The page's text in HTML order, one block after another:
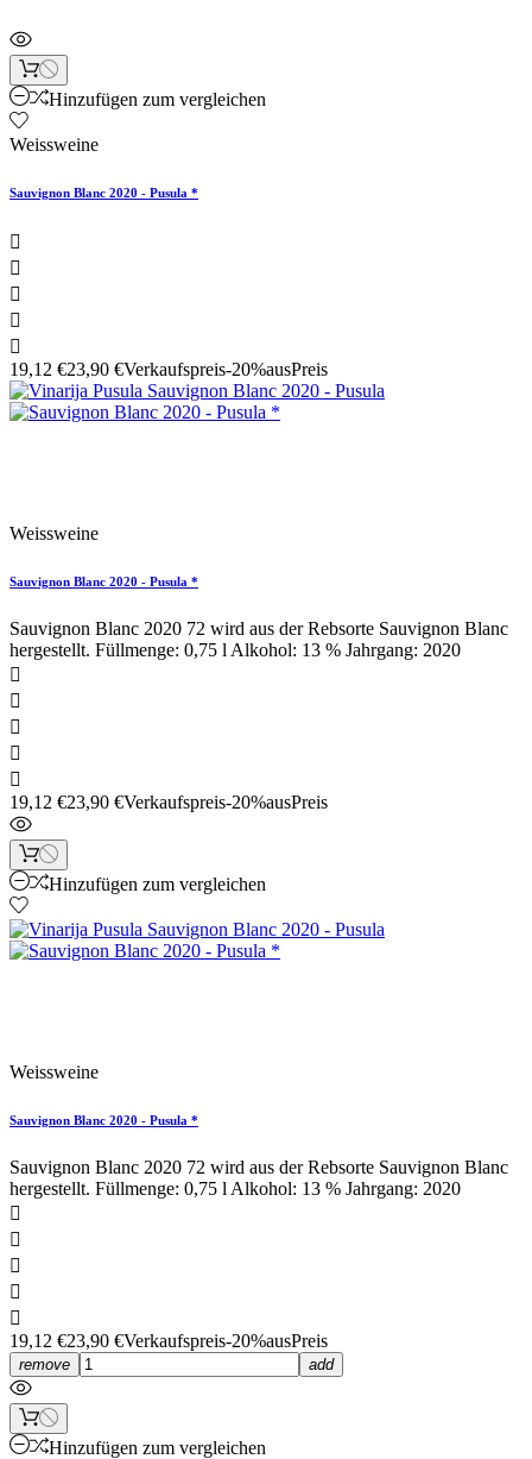
Hinzufügen zum vergleichen
Weissweine
Sauvignon Blanc 2020 - Pusula *





19,12 €23,90 €Verkaufspreis-20%ausPreis
Weissweine
Sauvignon Blanc 2020 - Pusula *
Sauvignon Blanc 2020 72 wird aus der Rebsorte Sauvignon Blanc
hergestellt. Füllmenge: 0,75 l Alkohol: 13 % Jahrgang: 2020





19,12 €23,90 €Verkaufspreis-20%ausPreis
Hinzufügen zum vergleichen
Weissweine
Sauvignon Blanc 2020 - Pusula *
Sauvignon Blanc 2020 72 wird aus der Rebsorte Sauvignon Blanc
hergestellt. Füllmenge: 0,75 l Alkohol: 13 % Jahrgang: 2020





19,12 €23,90 €Verkaufspreis-20%ausPreis
remove add
Hinzufügen zum vergleichen